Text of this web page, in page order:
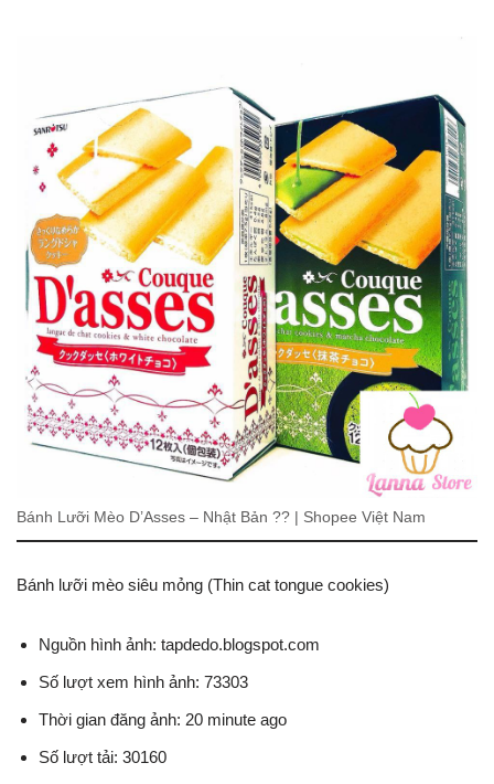
Bánh Lưỡi Mèo D’Asses – Nhật Bản ?? | Shopee Việt Nam
Bánh lưỡi mèo siêu mỏng (Thin cat tongue cookies)
Nguồn hình ảnh: tapdedo.blogspot.com
Số lượt xem hình ảnh: 73303
Thời gian đăng ảnh: 20 minute ago
Số lượt tải: 30160